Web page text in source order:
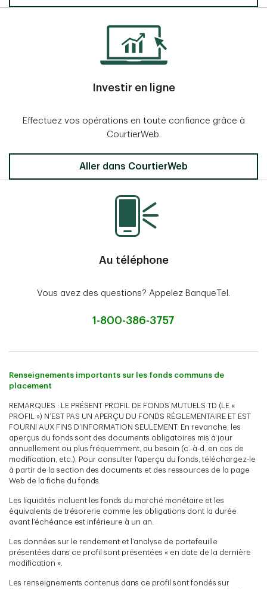
Investir en ligne
Effectuez vos opérations en toute confiance grâce à
CourtierWeb.
Aller dans CourtierWeb
Au téléphone
Vous avez des questions? Appelez BanqueTel.
1-800-386-3757
Renseignements importants sur les fonds communs de
placement
REMARQUES : LE PRÉSENT PROFIL DE FONDS MUTUELS TD (LE «
PROFIL ») N’EST PAS UN APERÇU DU FONDS RÉGLEMENTAIRE ET EST
FOURNI AUX FINS D’INFORMATION SEULEMENT. En revanche, les
aperçus du fonds sont des documents obligatoires mis à jour
annuellement ou plus fréquemment, au besoin (c.-à-d. en cas de
modification, etc.). Pour consulter l’aperçu du fonds, téléchargez-le
à partir de la section des documents et des ressources de la page
Web de la fiche du fonds.
Les liquidités incluent les fonds du marché monétaire et les
équivalents de trésorerie comme les obligations dont la durée
avant l’échéance est inférieure à un an.
Les données sur le rendement et l’analyse de portefeuille
présentées dans ce profil sont présentées « en date de la dernière
modification ».
Les renseignements contenus dans ce profil sont fondés sur